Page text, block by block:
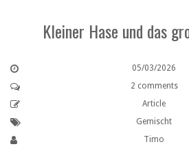
Kleiner Hase und das
05/03/2026
2 comments
Article
Gemischt
Timo